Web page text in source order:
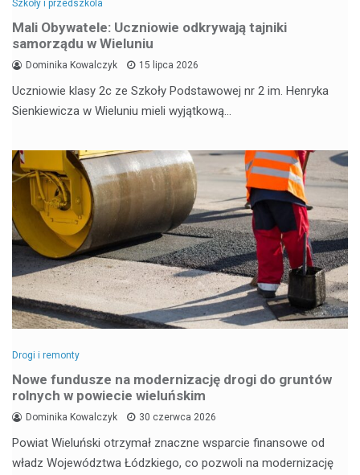
Szkoły i przedszkola
Mali Obywatele: Uczniowie odkrywają tajniki
samorządu w Wieluniu
Dominika Kowalczyk 15 lipca 2026
Uczniowie klasy 2c ze Szkoły Podstawowej nr 2 im. Henryka
Sienkiewicza w Wieluniu mieli wyjątkową…
Drogi i remonty
Nowe fundusze na modernizację drogi do gruntów
rolnych w powiecie wieluńskim
Dominika Kowalczyk 30 czerwca 2026
Powiat Wieluński otrzymał znaczne wsparcie finansowe od
władz Województwa Łódzkiego, co pozwoli na modernizację